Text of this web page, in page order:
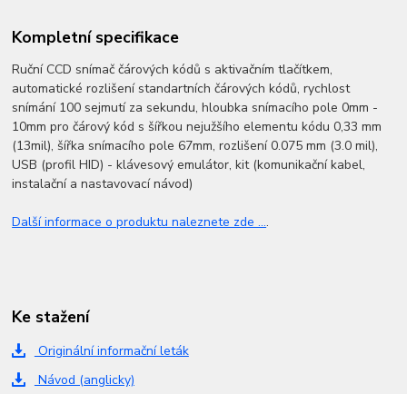
Kompletní specifikace
Ruční CCD snímač čárových kódů s aktivačním tlačítkem,
automatické rozlišení standartních čárových kódů, rychlost
snímání 100 sejmutí za sekundu, hloubka snímacího pole 0mm -
10mm pro čárový kód s šířkou nejužšího elementu kódu 0,33 mm
(13mil), šířka snímacího pole 67mm, rozlišení 0.075 mm (3.0 mil),
USB (profil HID) - klávesový emulátor, kit (komunikační kabel,
instalační a nastavovací návod)
Další informace o produktu naleznete zde ....
Ke stažení
Originální informační leták
Návod (anglicky)